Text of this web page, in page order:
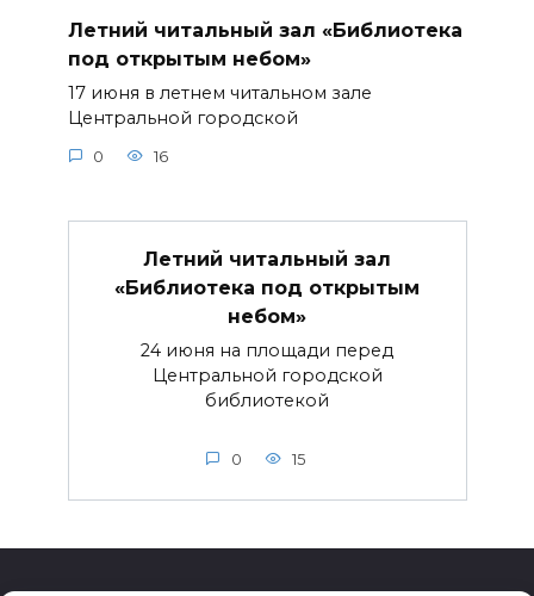
Летний читальный зал «Библиотека
под открытым небом»
17 июня в летнем читальном зале
Центральной городской
0 16
Летний читальный зал
«Библиотека под открытым
небом»
24 июня на площади перед
Центральной городской
библиотекой
0 15